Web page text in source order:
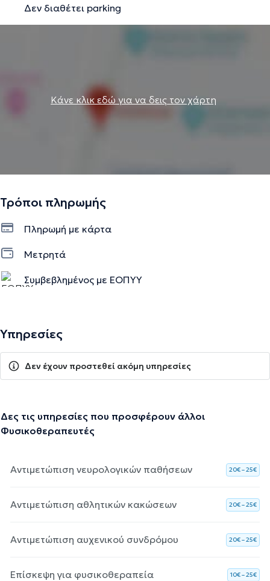
Δεν διαθέτει parking
Κάνε κλικ εδώ για να δεις τον χάρτη
Τρόποι πληρωμής
Πληρωμή με κάρτα
Μετρητά
Συμβεβλημένος με ΕΟΠΥΥ
Υπηρεσίες
Δεν έχουν προστεθεί ακόμη υπηρεσίες
Δες τις υπηρεσίες που προσφέρουν άλλοι
Φυσικοθεραπευτές
Αντιμετώπιση νευρολογικών παθήσεων 20€ – 25€
Αντιμετώπιση αθλητικών κακώσεων 20€ – 25€
Αντιμετώπιση αυχενικού συνδρόμου 20€ – 25€
Επίσκεψη για φυσικοθεραπεία 10€ – 25€